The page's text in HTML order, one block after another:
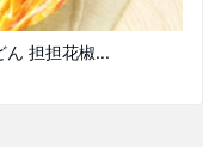
ん 担担花椒...